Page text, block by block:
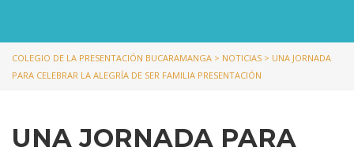
COLEGIO DE LA PRESENTACIÓN BUCARAMANGA > NOTICIAS > UNA JORNADA
PARA CELEBRAR LA ALEGRÍA DE SER FAMILIA PRESENTACIÓN
UNA JORNADA PARA